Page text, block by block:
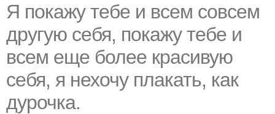
Я покажу тебе и всем совсем
другую себя, покажу тебе и
всем еще более красивую
себя, я нехочу плакать, как
дурочка.